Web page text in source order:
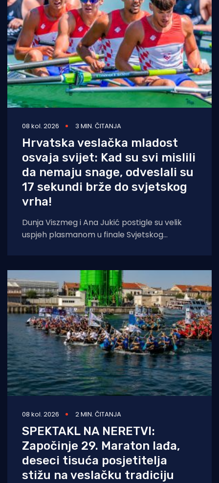
08 kol. 2026 3 MIN. ČITANJA
Hrvatska veslačka mladost
osvaja svijet: Kad su svi mislili
da nemaju snage, odveslali su
17 sekundi brže do svjetskog
vrha!
Dunja Viszmeg i Ana Jukić postigle su velik
uspjeh plasmanom u finale Svjetskog
08 kol. 2026 2 MIN. ČITANJA
SPEKTAKL NA NERETVI:
Započinje 29. Maraton lađa,
deseci tisuća posjetitelja
stižu na veslačku tradiciju